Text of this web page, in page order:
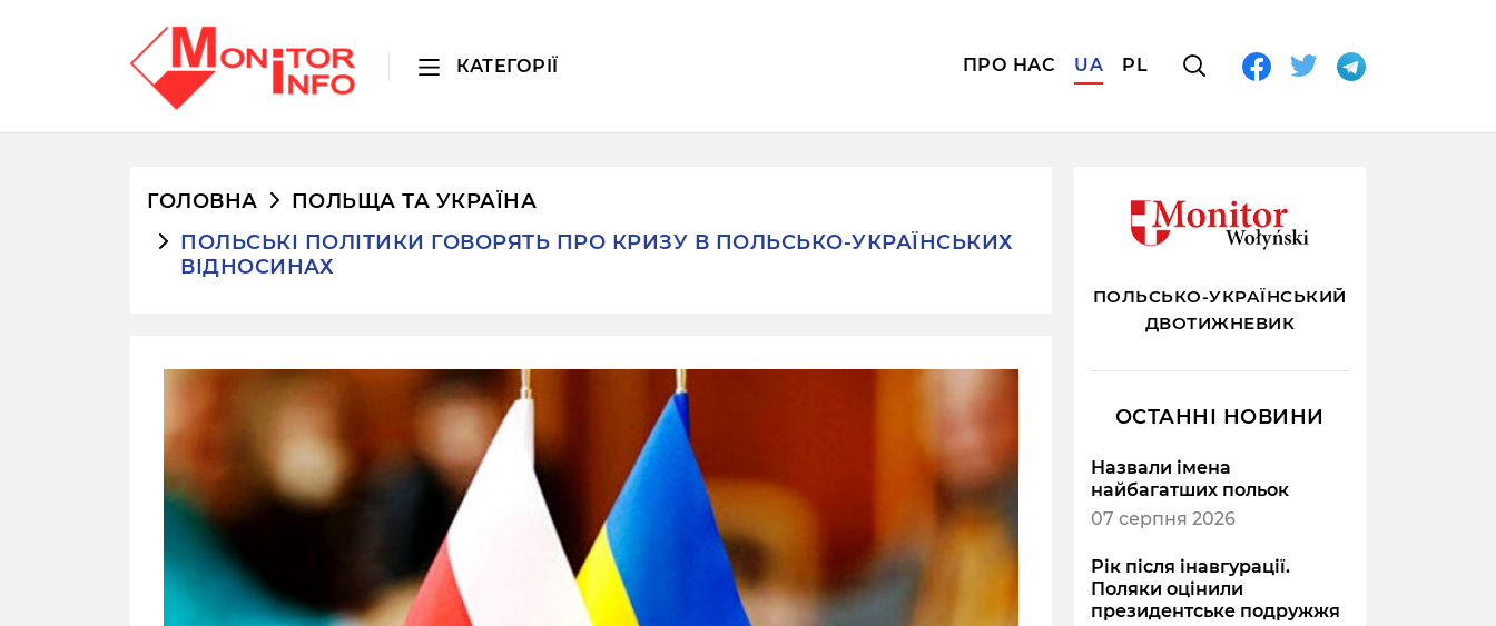
КАТЕГОРІЇ ПРО НАС UA PL
ГОЛОВНА
ПОЛЬЩА ТА УКРАЇНА
ПОЛЬСЬКІ ПОЛІТИКИ ГОВОРЯТЬ ПРО КРИЗУ В ПОЛЬСЬКО-УКРАЇНСЬКИХ
ВІДНОСИНАХ
ПОЛЬСЬКО-УКРАЇНСЬКИЙ
ДВОТИЖНЕВИК
ОСТАННІ НОВИНИ
Назвали імена
найбагатших польок
07 серпня 2026
Рік після інавгурації.
Поляки оцінили
президентське подружжя